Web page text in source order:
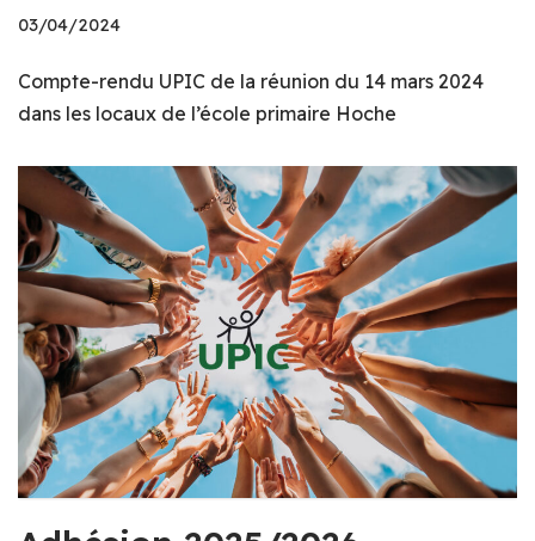
03/04/2024
Compte-rendu UPIC de la réunion du 14 mars 2024
dans les locaux de l’école primaire Hoche